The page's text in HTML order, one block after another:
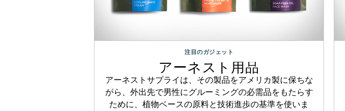
注目のガジェット
アーネスト用品
アーネストサプライは、その製品をアメリカ製に保ちな
がら、外出先で男性にグルーミングの必需品をもたらす
ために、植物ベースの原料と技術進歩の基準を使いま